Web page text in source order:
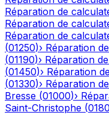
Réparation de
Réparation de
Réparation de
(01250)› Réparation
(01190)› Réparation
(01450)› Réparation
(01330)› Réparation
Bresse (01000)›
Saint-Christophe (